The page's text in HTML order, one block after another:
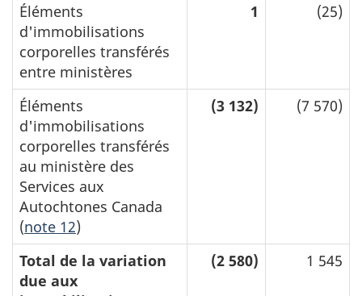
Éléments
d'immobilisations
corporelles transférés
entre ministères
1 (25)
Éléments
d'immobilisations
corporelles transférés
au ministère des
Services aux
Autochtones Canada
(note 12)
(3 132) (7 570)
Total de la variation
due aux
(2 580) 1 545